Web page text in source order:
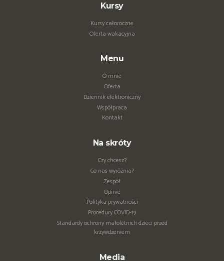
Kursy
Kursy całoroczne
Oferta wakacyjna
Menu
O mnie
Oferta
Dziennik elektroniczny
Współpraca
Kontakt
Na skróty
Czy chcesz?
Co nas wyróżnia?
Zespół
Opinie
Polityka prywatności
Procedury COVID-19
Standardy ochrony małoletnich dzieci przed
krzywdzeniem
Media